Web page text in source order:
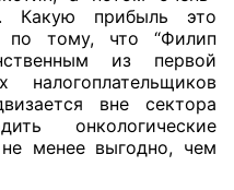
Какую прибыль это
по тому, что “Филип
из первой
вне сектора
онкологические
менее выгодно, чем